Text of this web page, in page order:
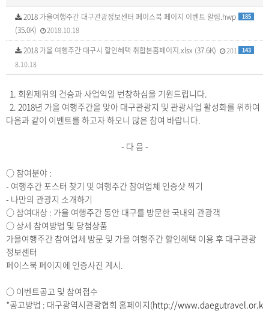
185
2018 가을여행주간 대구관광정보센터 페이스북 페이지 이벤트 알림.hwp
(35.0K)
2018.10.18
143
2018 가을 여행주간 대구시 할인혜택 취합본홈페이지.xlsx (37.6K)
201
8.10.18
1. 회원제위의 건승과 사업익일 번창하심을 기원드립니다.
2. 2018년 가을 여행주간을 맞아 대구관광지 및 관광사업 활성화를 위하여
다음과 같이 이벤트를 하고자 하오니 많은 참여 바랍니다.
- 다 음 -
○ 참여분야 :
- 여행주간 포스터 찾기 및 여행주간 참여업체 인증샷 찍기
- 나만의 관광지 소개하기
○ 참여대상 : 가을 여행주간 동안 대구를 방문한 국내외 관광객
○ 상세 참여방법 및 당첨상품
가을여행주간 참여업체 방문 및 가을 여행주간 할인혜택 이용 후 대구관광
정보센터
페이스북 페이지에 인증사진 게시.
○ 이벤트공고 및 참여접수
*공고방법 : 대구광역시관광협회 홈페이지(http://www.daegutravel.or.k